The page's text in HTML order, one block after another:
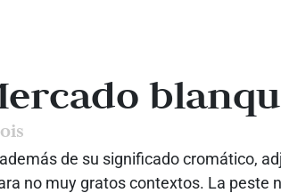
de su significado cromático,
no muy gratos contextos. La peste